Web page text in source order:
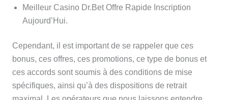
Meilleur Casino Dr.Bet Offre Rapide Inscription
Aujourd’Hui.
Cependant, il est important de se rappeler que ces
bonus, ces offres, ces promotions, ce type de bonus et
ces accords sont soumis à des conditions de mise
spécifiques, ainsi qu’à des dispositions de retrait